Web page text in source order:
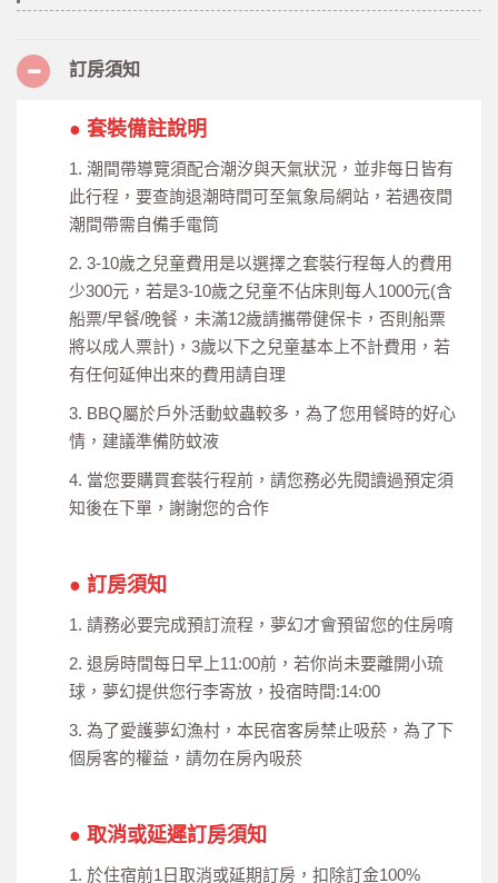
訂房須知
● 套裝備註說明
1. 潮間帶導覽須配合潮汐與天氣狀況，並非每日皆有
此行程，要查詢退潮時間可至氣象局網站，若遇夜間
潮間帶需自備手電筒
2. 3-10歲之兒童費用是以選擇之套裝行程每人的費用
少300元，若是3-10歲之兒童不佔床則每人1000元(含
船票/早餐/晚餐，未滿12歲請攜帶健保卡，否則船票
將以成人票計)，3歲以下之兒童基本上不計費用，若
有任何延伸出來的費用請自理
3. BBQ屬於戶外活動蚊蟲較多，為了您用餐時的好心
情，建議準備防蚊液
4. 當您要購買套裝行程前，請您務必先閱讀過預定須
知後在下單，謝謝您的合作
● 訂房須知
1. 請務必要完成預訂流程，夢幻才會預留您的住房唷
2. 退房時間每日早上11:00前，若你尚未要離開小琉
球，夢幻提供您行李寄放，投宿時間:14:00
3. 為了愛護夢幻漁村，本民宿客房禁止吸菸，為了下
個房客的權益，請勿在房內吸菸
● 取消或延遲訂房須知
1. 於住宿前1日取消或延期訂房，扣除訂金100%